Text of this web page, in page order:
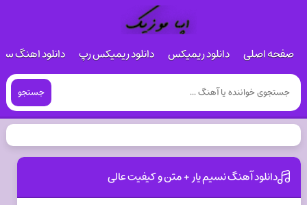
صفحه اصلی دانلود ریمیکس دانلود ریمیکس رپ دانلود اهنگ
جستجو
دانلود آهنگ نسیم یار + متن و کیفیت عالی